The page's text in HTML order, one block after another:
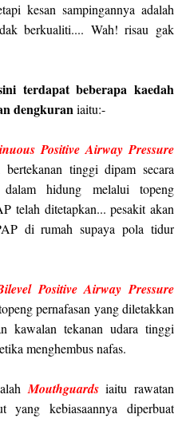
kesan sampingannya adalah
berkualiti.... Wah! risau gak
terdapat beberapa kaedah
dengkuraniaitu:-
Positive Airway Pressure
tinggi dipam secara
hidung melalui topeng
telah ditetapkan... pesakit akan
di rumah supaya pola tidur
Positive Airway Pressure
pernafasan yang diletakkan
kawalan tekanan udara tinggi
menghembus nafas.
Mouthguardsiaitu rawatan
yang kebiasaannya diperbuat